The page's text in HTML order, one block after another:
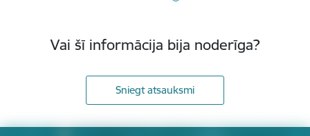
Vai šī informācija bija noderīga?
Sniegt atsauksmi